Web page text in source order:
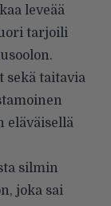
leveää
tarjoili
sekä taitavia
eläväisellä
silmin
joka sai